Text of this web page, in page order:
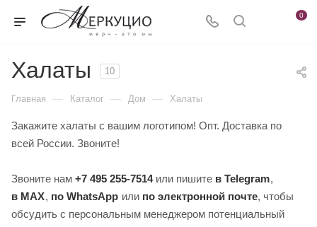
0
Халаты 10
Главная — Каталог — Дом — Халаты
Закажите халаты с вашим логотипом! Опт. Доставка по
всей России. Звоните!
Звоните нам +7 495 255-7514или пишите в Telegram,
в MAX, по WhatsApp или по электронной почте, чтобы
обсудить с персональным менеджером потенциальный